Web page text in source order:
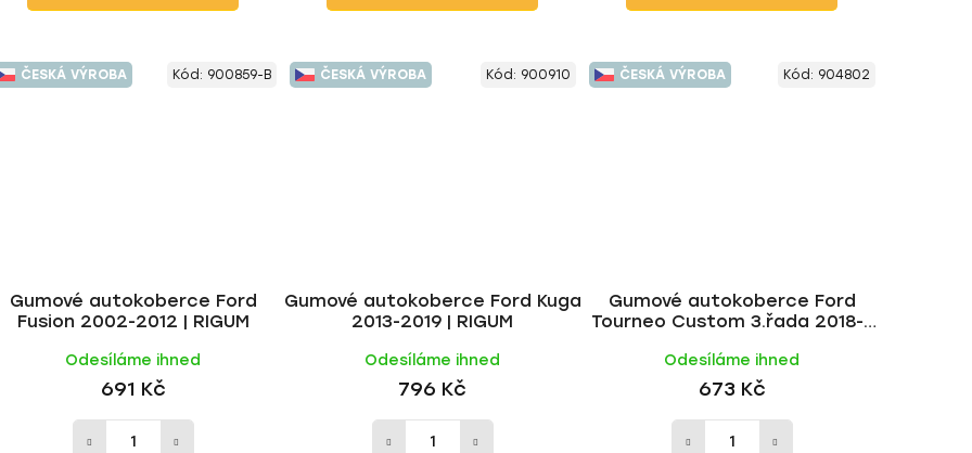
ČESKÁ VÝROBA
Gumové autokoberce Ford
Fusion 2002-2012 | RIGUM
Odesíláme ihned
691 Kč
Kód: 900859-B ČESKÁ VÝROBA
Gumové autokoberce Ford Kuga
2013-2019 | RIGUM
Odesíláme ihned
796 Kč
Kód: 900910 ČESKÁ VÝROBA
Gumové autokoberce Ford
Tourneo Custom 3.řada 2018- |
Odesíláme ihned
673 Kč
Kód: 904802